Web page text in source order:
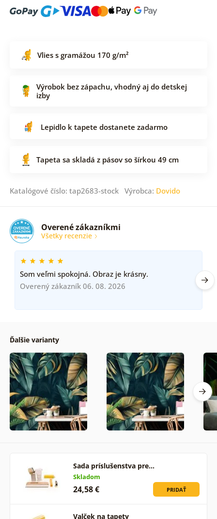
Vlies s gramážou 170 g/m²
Výrobok bez zápachu, vhodný aj do detskej
izby
Lepidlo k tapete dostanete zadarmo
Tapeta sa skladá z pásov so šírkou 49 cm
Katalógové číslo: tap2683-stock Výrobca: Dovido
Overené zákazníkmi
Všetky recenzie
Som veľmi spokojná. Obraz je krásny.
Overený zákazník 06. 08. 2026
Ďalšie varianty
Sada príslušenstva pre…
Skladom
24,58 € PRIDAŤ
Valček na tapety